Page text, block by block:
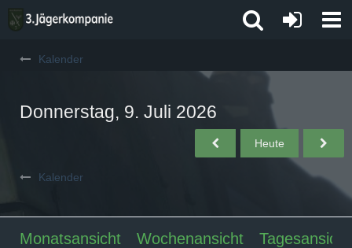
Kalender
Donnerstag, 9. Juli 2026
Heute
Kalender
Monatsansicht Wochenansicht Tagesansicht